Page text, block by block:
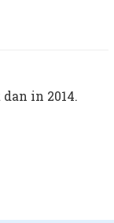
in 2014.